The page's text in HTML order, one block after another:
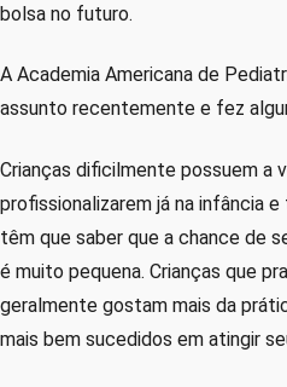
bolsa no futuro.
A Academia Americana de
assunto recentemente e fez
Crianças dificilmente possuem a
profissionalizarem já na infância
têm que saber que a chance de
é muito pequena. Crianças que
geralmente gostam mais da
mais bem sucedidos em atingir